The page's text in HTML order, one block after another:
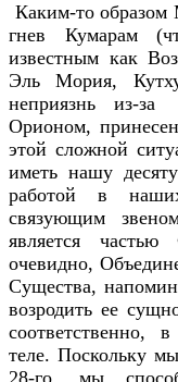
Каким-то образом
гнев Кумарам
известным как
Эль Мория,
неприязнь из-
Орионом,
этой сложной
иметь нашу
работой в
связующим
является
очевидно,
Существа,
возродить ее
соответственно,
теле. Поскольку